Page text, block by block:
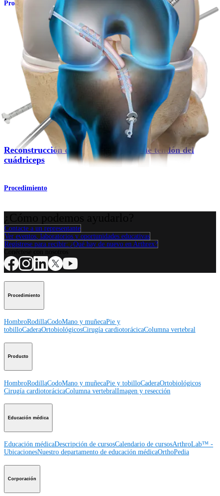
Procedimiento
Rodilla
Reconstrucción del ligamento cruzado posterior (LCP)
Procedimiento
Rodilla
Reconstrucción del LCA con injerto de tendón del
cuádriceps
Procedimiento
Contacte a un representante
Ver eventos, laboratorios y oportunidades educativas
Regístrese para recibir: ¿Qué hay de nuevo en Arthrex?
Procedimiento
HombroRodillaCodoMano y muñecaPie y
tobilloCaderaOrtobiológicosCirugía cardiotorácicaColumna vertebral
Producto
HombroRodillaCodoMano y muñecaPie y tobilloCaderaOrtobiológicos
Cirugía cardiotorácicaColumna vertebralImagen y resección
Educación médica
Educación médicaDescripción de cursosCalendario de cursosArthroLab™ -
UbicacionesNuestro departamento de educación médicaOrthoPedia
Corporación